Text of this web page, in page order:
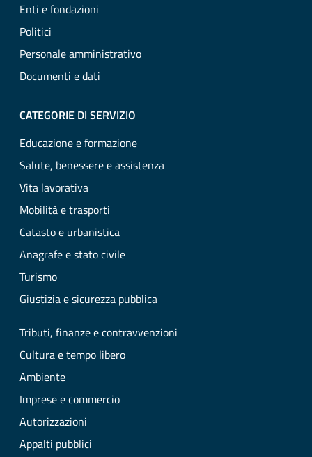
Enti e fondazioni
Politici
Personale amministrativo
Documenti e dati
CATEGORIE DI SERVIZIO
Educazione e formazione
Salute, benessere e assistenza
Vita lavorativa
Mobilità e trasporti
Catasto e urbanistica
Anagrafe e stato civile
Turismo
Giustizia e sicurezza pubblica
Tributi, finanze e contravvenzioni
Cultura e tempo libero
Ambiente
Imprese e commercio
Autorizzazioni
Appalti pubblici